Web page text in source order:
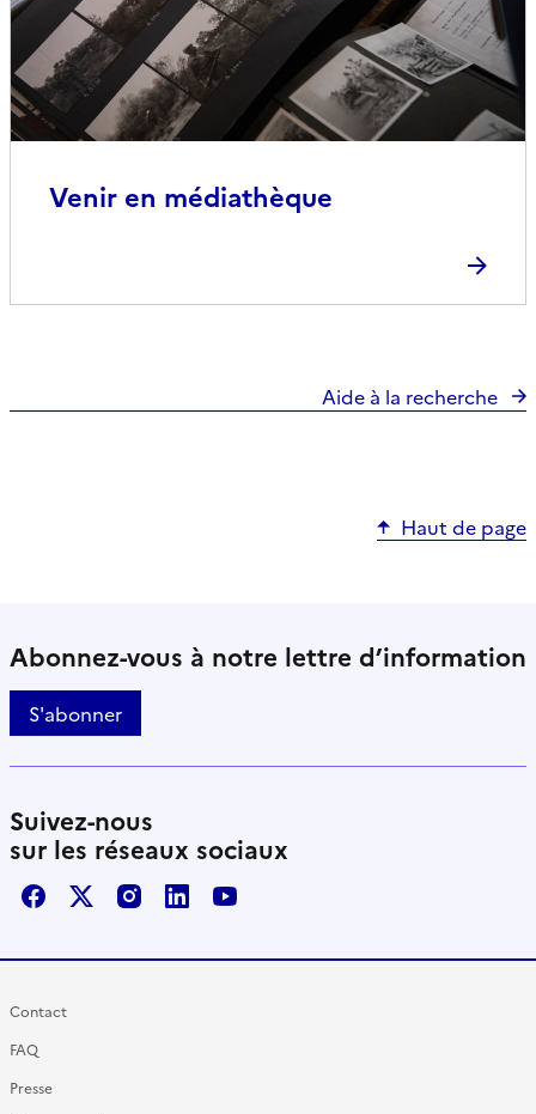
Venir en médiathèque
Aide à la recherche
Haut de page
Abonnez-vous à notre lettre d’information
S'abonner
Suivez-nous
sur les réseaux sociaux
FacebookX / TwitterInstagram
LinkedInYoutube
Contact
FAQ
Presse